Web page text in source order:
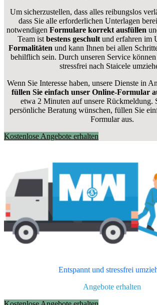
Um sicherzustellen, dass alles reibungslos
dass Sie alle erforderlichen Unterlagen
notwendigen Formulare korrekt ausfüllen
Team istbestens geschultund erfahren im
Formalitäten und kann Ihnen bei allen
behilflich sein. Durch unseren Service
stressfrei nach Staicele
Wenn Sie Interesse haben, unsere Dienste in
füllen Sie einfach unser Online-Formular
etwa 2 Minuten auf unsere Rückmeldung.
persönliche Beratung wünschen, füllen Sie
Formular aus.
Kostenlose Angebote erhalten
Entspannt und stressfrei
Angebote erhalten